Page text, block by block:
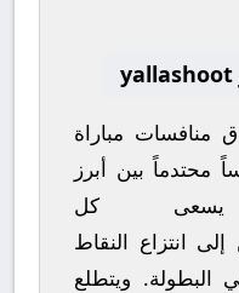
منافسات مباراة
محتدماً بين أبرز
يسعى كل
إلى انتزاع النقاط
البطولة. ويتطلع